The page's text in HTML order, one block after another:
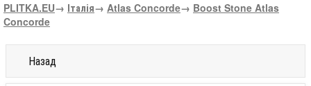
PLITKA.EU→ Італія→ Atlas Concorde→ Boost Stone Atlas
Concorde
Назад